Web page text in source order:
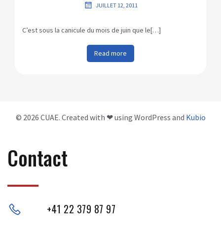
JUILLET 12, 2011
C’est sous la canicule du mois de juin que le[…]
Read more
© 2026 CUAE. Created with ❤ using WordPress and Kubio
Contact
+41 22 379 87 97